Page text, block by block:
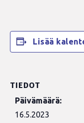
Lisää
TIEDOT
Päivämäärä:
16.5.2023